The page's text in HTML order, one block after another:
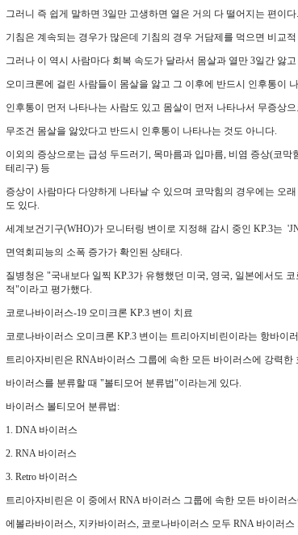
그러니 즉 쉽게 말하면 3일만 고생하면 열은 거의 다 떨어지는 편이다.
기침은 계속되는 경우가 많은데 기침의 경우 거담제를 먹으면 비교
그러나 이 역시 사람마다 회복 속도가 달라서 몸살과 열만 3일간 앓
오미크론에 걸린 사람들이 몸살을 앓고 그 이후에 반드시 인후통이
인후통이 먼저 나타나는 사람도 있고 몸살이 먼저 나타나서 무증상
무조건 몸살을 앓았다고 반드시 인후통이 나타나는 것도 아니다.
이외의 증상으로는 급성 두드러기, 목마름과 입마름, 비염 증상(코
테리구) 등
증상이 사람마다 다양하게 나타날 수 있으며 코막힘의 경우에는 오
도 있다.
세계보건기구(WHO)가 모니터링 변이로 지정해 감시 중인 KP.3는
면역회피능의 소폭 증가가 확인된 상태다.
질병청은 "국내보다 일찍 KP.3가 유행했던 미국, 영국, 일본에서도
적"이라고 평가했다.
코로나바이러스-19 오미크론 KP.3 변이 치료
코로나바이러스 오미크론 KP.3 변이는 트리아지비린이라는 항바이
트리아자비린은 RNA바이러스 그룹에 속한 모든 바이러스에 강력한
바이러스를 분류할 때 "볼티모어 분류법"이라는게 있다.
바이러스 볼티모어 분류법:
1. DNA 바이러스
2. RNA 바이러스
3. Retro 바이러스
트리아자비린은 이 중에서 RNA 바이러스 그룹에 속한 모든 바이러
에볼라바이러스, 지카바이러스, 코로나바이러스 모두 RNA 바이러스